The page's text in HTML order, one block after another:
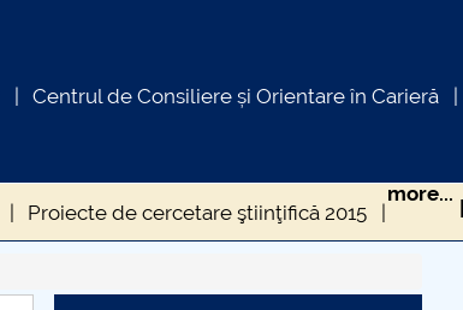
Centrul de Consiliere și Orientare în Carieră
Proiecte de cercetare ştiinţifică 2015
more...